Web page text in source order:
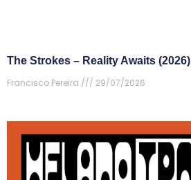
The Strokes – Reality Awaits (2026)
Francisco Pereira
29/07/2026